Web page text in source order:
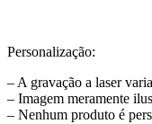
Personalização:
– A gravação a laser
– Imagem meramente
– Nenhum produto é